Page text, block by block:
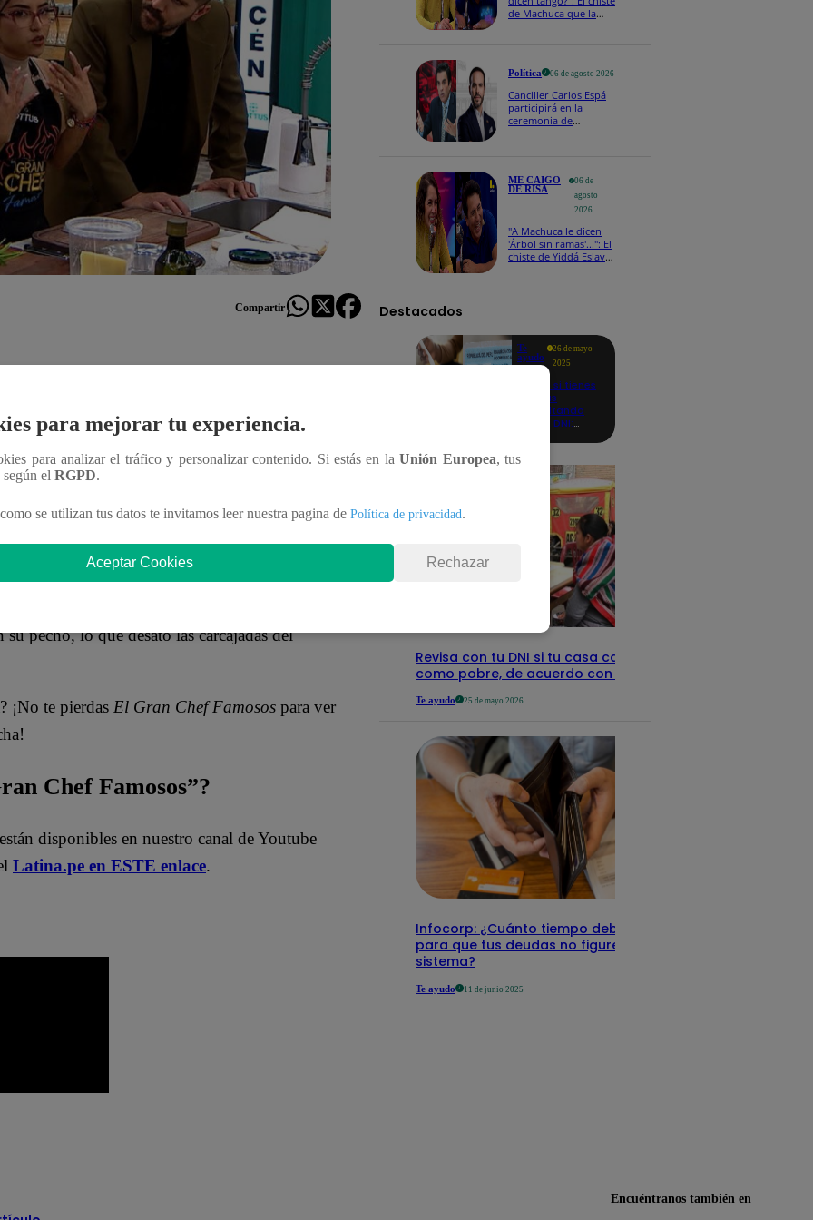
Compartir
agrupar a los competidores en duplas, y
rellenos de almendras que habían solicitado.
se mostró preocupada y confesó:
le preguntó por la organización en la
“¡NO!”, exclamó entre risas. “Me refiero a
pecho, lo que desató las carcajadas del
¡No te pierdas El Gran Chef Famosos para ver
Chef Famosos”?
disponibles en nuestro canal de Youtube
Latina.pe en ESTE enlace.
de Machuca que la
Política 06 de agosto 2026
Canciller Carlos Espá
participirá en la
ceremonia de
ME CAIGO
DE RISA
06 de
agosto
2026
"A Machuca le dicen
'Árbol sin ramas'...": El
chiste de Yiddá Eslava
Destacados
Te
ayudo
26 de mayo
2025
Revisa si tienes
deudas
consultando
con tu DNI:
detalles
Revisa con tu DNI si tu casa califica
como pobre, de acuerdo con el Sisfoh
Te ayudo 25 de mayo 2026
Infocorp: ¿Cuánto tiempo debe pasar
para que tus deudas no figuren en su
sistema?
Te ayudo 11 de junio 2025
para mejorar tu experiencia.
para analizar el tráfico y personalizar contenido. Si estás en laUnión Europea, tus
según el RGPD.
se utilizan tus datos te invitamos leer nuestra pagina de Política de privacidad.
Aceptar Cookies Rechazar
Encuéntranos también en